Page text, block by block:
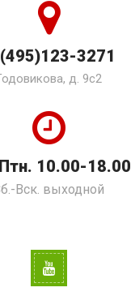
3271
д. 9с2
10.00-18.00
Вск. выходной